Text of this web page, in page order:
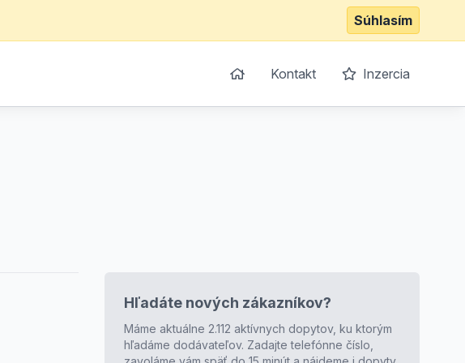
Súhlasím
Kontakt Inzercia
Hľadáte nových zákazníkov?
Máme aktuálne 2.112 aktívnych dopytov, ku ktorým
hľadáme dodávateľov. Zadajte telefónne číslo,